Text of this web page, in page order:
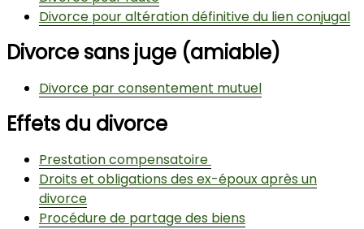
Divorce pour altération définitive du lien conjugal
Divorce sans juge (amiable)
Divorce par consentement mutuel
Effets du divorce
Prestation compensatoire
Droits et obligations des ex-époux après un
divorce
Procédure de partage des biens